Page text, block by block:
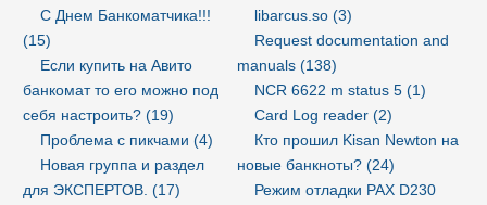
libarcus.so (3)
Request documentation and
manuals (138)
NCR 6622 m status 5 (1)
Card Log reader (2)
Кто прошил Kisan Newton на
новые банкноты? (24)
Режим отладки PAX D230
С Днем Банкоматчика!!!
(15)
Если купить на Авито
банкомат то его можно под
себя настроить? (19)
Проблема с пикчами (4)
Новая группа и раздел
для ЭКСПЕРТОВ. (17)